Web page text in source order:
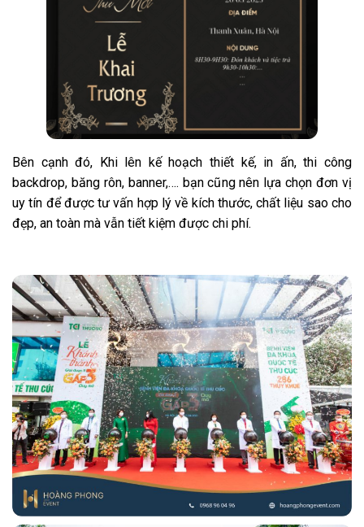
Bên cạnh đó, Khi lên kế hoạch thiết kế, in ấn, thi công
backdrop, băng rôn, banner,…. bạn cũng nên lựa chọn đơn vị
uy tín để được tư vấn hợp lý về kích thước, chất liệu sao cho
đẹp, an toàn mà vẫn tiết kiệm được chi phí.